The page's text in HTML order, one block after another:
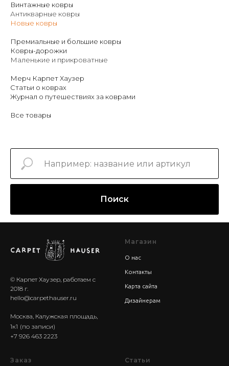
Винтажные ковры
Антикварные ковры
Новые ковры
Премиальные и большие ковры
Ковры-дорожки
Маленькие и прикроватные
Мерч Карпет Хаузер
Статьи о коврах
Журнал о путешествиях за коврами
Все товары
Поиск
© Карпет Хаузер, работаем с
2018 г.
hello@carpethauser.ru
Москва, Калужская площадь,
1к1 (по записи)
+7 926 463 2223
Магазин
О нас
Контакты
Карта сайта
Дизайнерам
Заказ Статьи